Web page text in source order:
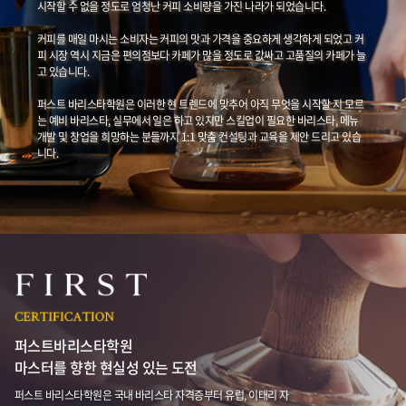
시작할 수 없을 정도로 엄청난 커피 소비량을 가진 나라가 되었습니다.
커피를 매일 마시는 소비자는 커피의 맛과 가격을 중요하게 생각하게 되었고 커
피 시장 역시 지금은 편의점보다 카페가 많을 정도로 값싸고 고품질의 카페가 늘
고 있습니다.
퍼스트 바리스타학원은 이러한 현 트렌드에 맞추어 아직 무엇을 시작할 지 모르
는 예비 바리스타, 실무에서 일은 하고 있지만 스킬업이 필요한 바리스타, 메뉴
개발 및 창업을 희망하는 분들까지 1:1 맞춤 컨설팅과 교육을 제안 드리고 있습
니다.
퍼스트바리스타학원
마스터를 향한 현실성 있는 도전
퍼스트 바리스타학원은 국내 바리스타 자격증부터 유럽, 이태리 자